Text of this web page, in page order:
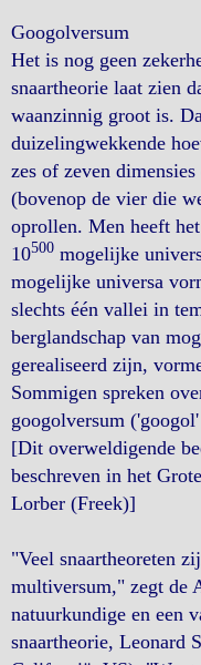
Googolversum
Het is nog geen
snaartheorie laat zien
waanzinnig groot is.
duizelingwekkende
zes of zeven
(bovenop de vier die
oprollen. Men heeft
10500 mogelijke
mogelijke universa
slechts één vallei in
berglandschap van
gerealiseerd zijn,
Sommigen spreken
googolversum
[Dit overweldigende
beschreven in het
Lorber (Freek)]
"Veel snaartheoreten
multiversum," zegt de
natuurkundige en een
snaartheorie, Leonard